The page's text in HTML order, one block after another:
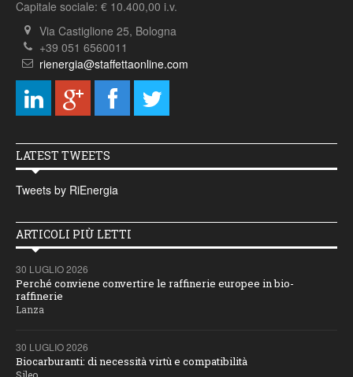
Capitale sociale: € 10.400,00 i.v.
Via Castiglione 25, Bologna
+39 051 6560011
rienergia@staffettaonline.com
LATEST TWEETS
Tweets by RiEnergia
ARTICOLI PIÙ LETTI
30 LUGLIO 2026
Perché conviene convertire le raffinerie europee in bio-
raffinerie
Lanza
30 LUGLIO 2026
Biocarburanti: di necessità virtù e compatibilità